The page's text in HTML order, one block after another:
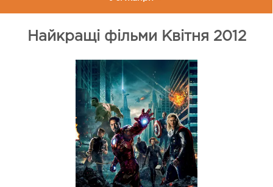
Найкращі фільми Квітня 2012